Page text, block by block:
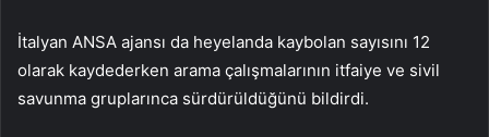
İtalyan ANSA ajansı da heyelanda kaybolan sayısını 12
olarak kaydederken arama çalışmalarının itfaiye ve sivil
savunma gruplarınca sürdürüldüğünü bildirdi.